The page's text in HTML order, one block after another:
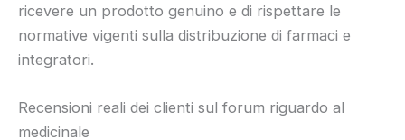
ricevere un prodotto genuino e di rispettare le
normative vigenti sulla distribuzione di farmaci e
integratori.
Recensioni reali dei clienti sul forum riguardo al
medicinale